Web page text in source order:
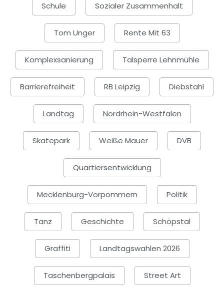
Schule Sozialer Zusammenhalt
Tom Unger Rente Mit 63
Komplexsanierung Talsperre Lehnmühle
Barrierefreiheit RB Leipzig Diebstahl
Landtag Nordrhein-Westfalen
Skatepark Weiße Mauer DVB
Quartiersentwicklung
Mecklenburg-Vorpommern Politik
Tanz Geschichte Schöpstal
Graffiti Landtagswahlen 2026
Taschenbergpalais Street Art